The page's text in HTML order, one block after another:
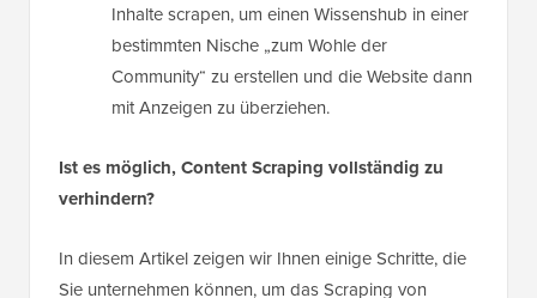
Inhalte scrapen, um einen Wissenshub in einer
bestimmten Nische „zum Wohle der
Community“ zu erstellen und die Website dann
mit Anzeigen zu überziehen.
Ist es möglich, Content Scraping vollständig zu
verhindern?
In diesem Artikel zeigen wir Ihnen einige Schritte, die
Sie unternehmen können, um das Scraping von